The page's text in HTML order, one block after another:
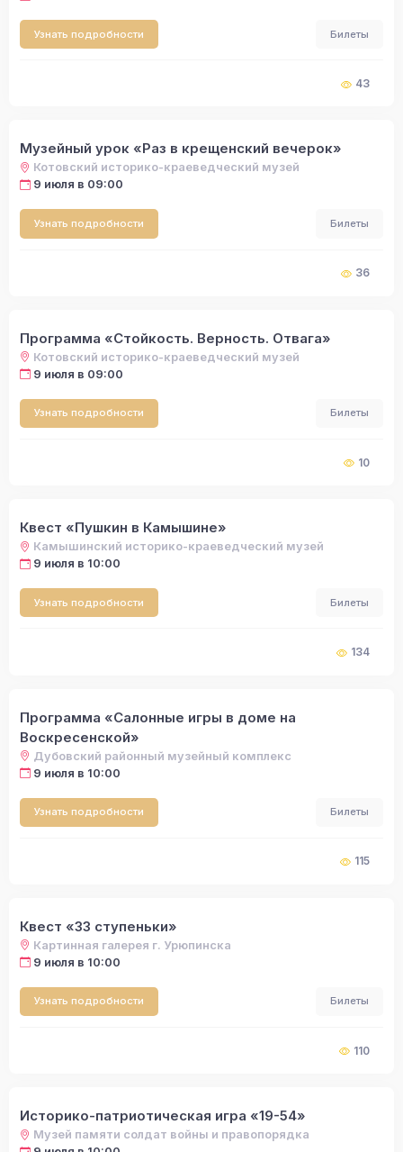
Узнать подробности Билеты
43
Музейный урок «Раз в крещенский вечерок»
Котовский историко-краеведческий музей
9 июля в 09:00
Узнать подробности Билеты
36
Программа «Стойкость. Верность. Отвага»
Котовский историко-краеведческий музей
9 июля в 09:00
Узнать подробности Билеты
10
Квест «Пушкин в Камышине»
Камышинский историко-краеведческий музей
9 июля в 10:00
Узнать подробности Билеты
134
Программа «Салонные игры в доме на
Воскресенской»
Дубовский районный музейный комплекс
9 июля в 10:00
Узнать подробности Билеты
115
Квест «33 ступеньки»
Картинная галерея г. Урюпинска
9 июля в 10:00
Узнать подробности Билеты
110
Историко-патриотическая игра «19-54»
Музей памяти солдат войны и правопорядка